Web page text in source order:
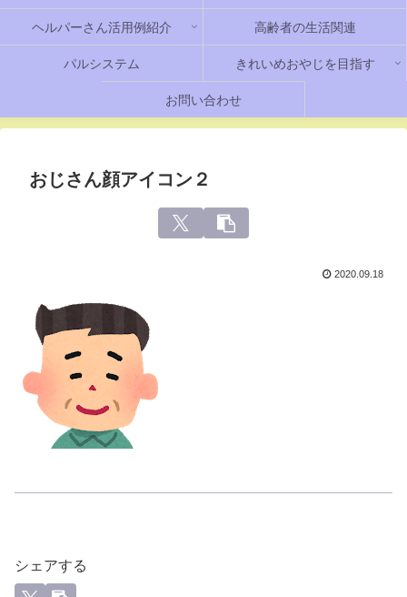
ヘルパーさん活用例紹介 高齢者の生活関連
パルシステム きれいめおやじを目指す
お問い合わせ
おじさん顔アイコン２
2020.09.18
シェアする